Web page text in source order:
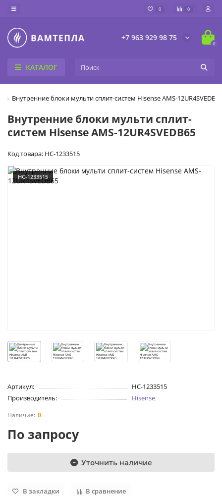
0 0
+7 963 929 98 75
0
КАТАЛОГ
Внутренние блоки мульти сплит-систем Hisense AMS-12UR4SVEDB65
Внутренние блоки мульти сплит-
систем Hisense AMS-12UR4SVEDB65
Код товара: НС-1233515
НС-1233515
Артикул:
НС-1233515
Производитель:
Hisense
0
По запросу
Уточнить наличие
В закладки В сравнение